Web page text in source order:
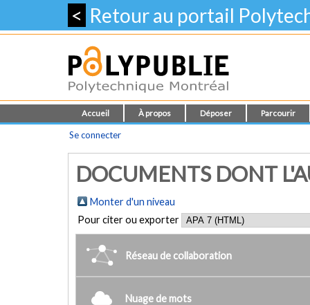
< Retour au portail
Accueil À propos Déposer Parcourir
Se connecter
DOCUMENTS DONT
Monter d'un niveau
Pour citer ou exporter
Réseau de collaboration
Nuage de mots